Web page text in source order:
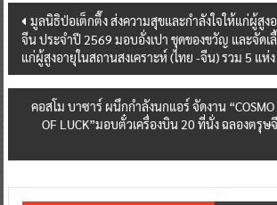
Post
navigation
มูลนิธิป่อเต็กตึ๊ง ส่งความสุขและกำลังใจให้แก่ผู้สูง
จีน ประจำปี 2569 มอบอั่งเปา ชุดของขวัญ และจัดเ
แก่ผู้สูงอายุในสถานสงเคราะห์ (ไทย -จีน) รวม 5 แห่ง
คอสโม บาซาร์ ผนึกกำลังนกแอร์ จัดงาน “COSMO
OF LUCK”มอบตั๋วเครื่องบิน 20 ที่นั่ง ฉลองตรุ